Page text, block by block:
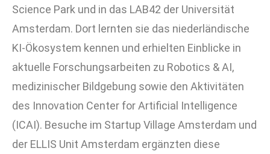
Science Park und in das LAB42 der Universität
Amsterdam. Dort lernten sie das niederländische
KI-Ökosystem kennen und erhielten Einblicke in
aktuelle Forschungsarbeiten zu Robotics & AI,
medizinischer Bildgebung sowie den Aktivitäten
des Innovation Center for Artificial Intelligence
(ICAI). Besuche im Startup Village Amsterdam und
der ELLIS Unit Amsterdam ergänzten diese